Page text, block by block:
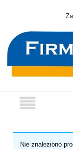
Nie znaleziono